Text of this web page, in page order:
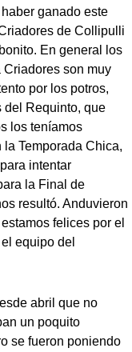
ganado este
de Collipulli
En general los
Criadores son muy
por los potros,
del Requinto, que
los teníamos
la Temporada Chica,
intentar
la Final de
resultó. Anduvieron
felices por el
equipo del
abril que no
un poquito
se fueron poniendo